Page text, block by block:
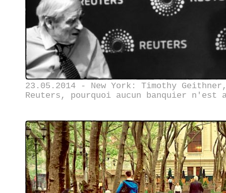
23.05.2014 - New York: Timothy
Reuters, pourquoi aucun banquier